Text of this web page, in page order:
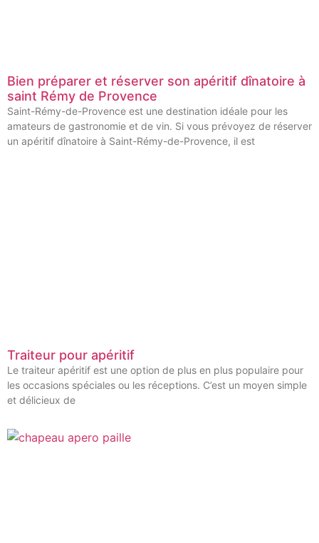
Bien préparer et réserver son apéritif dînatoire à
saint Rémy de Provence
Saint-Rémy-de-Provence est une destination idéale pour les
amateurs de gastronomie et de vin. Si vous prévoyez de réserver
un apéritif dînatoire à Saint-Rémy-de-Provence, il est
Traiteur pour apéritif
Le traiteur apéritif est une option de plus en plus populaire pour
les occasions spéciales ou les réceptions. C’est un moyen simple
et délicieux de